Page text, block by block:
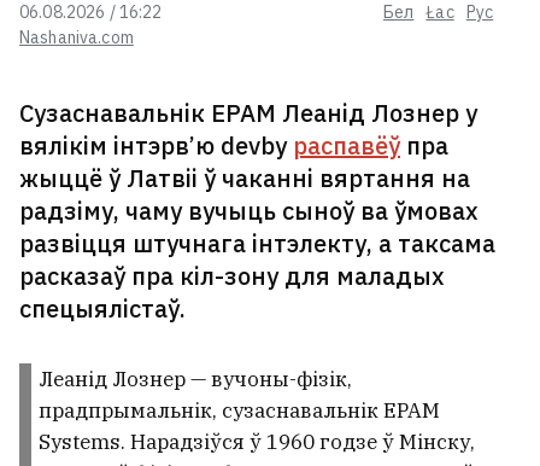
Nashaniva.com
06.08.2026 / 16:22 Бел Łac Рус
Сузаснавальнік EPAM Леанід Лознер у
вялікім інтэрв’ю devby распавёўпра
жыццё ў Латвіі ў чаканні вяртання на
радзіму, чаму вучыць сыноў ва ўмовах
развіцця штучнага інтэлекту, а таксама
расказаў пра кіл-зону для маладых
спецыялістаў.
Леанід Лознер — вучоны-фізік,
прадпрымальнік, сузаснавальнік EPAM
Systems. Нарадзіўся ў 1960 годзе ў Мінску,